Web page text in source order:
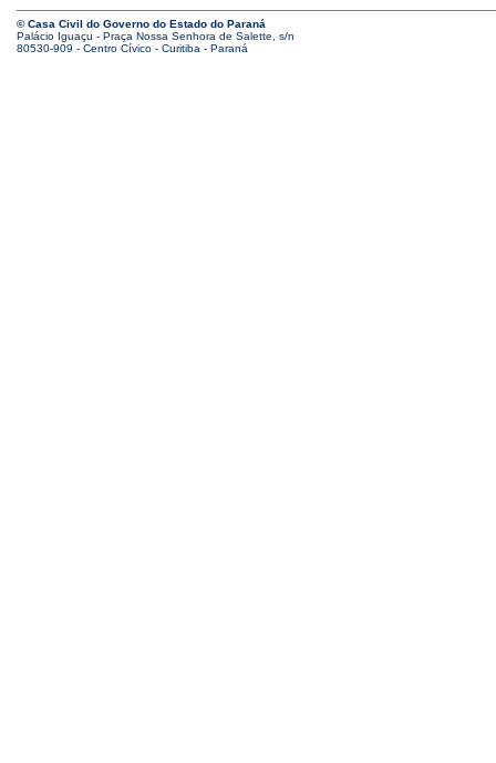
© Casa Civil do Governo do Estado do Paraná
Palácio Iguaçu - Praça Nossa Senhora de Salette, s/n
80530-909 - Centro Cívico - Curitiba - Paraná